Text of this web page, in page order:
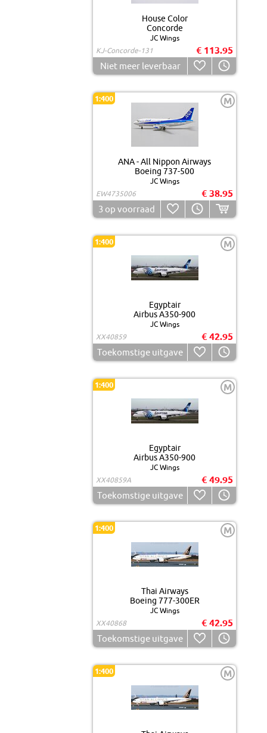
House Color
Concorde
JC Wings
KJ-Concorde-131
€ 113.95
Niet meer leverbaar
1:400 M
ANA - All Nippon Airways
Boeing 737-500
JC Wings
EW4735006
€ 38.95
3 op voorraad
1:400 M
Egyptair
Airbus A350-900
JC Wings
XX40859
€ 42.95
Toekomstige uitgave
1:400 M
Egyptair
Airbus A350-900
JC Wings
XX40859A
€ 49.95
Toekomstige uitgave
1:400 M
Thai Airways
Boeing 777-300ER
JC Wings
XX40868
€ 42.95
Toekomstige uitgave
1:400 M